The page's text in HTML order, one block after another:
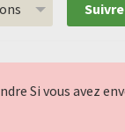
Suivre
Si vous avez